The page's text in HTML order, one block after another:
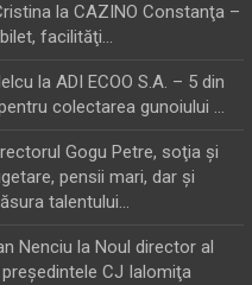
la CAZINO Constanţa –
facilităţi…
la ADI ECOO S.A. – 5 din
colectarea gunoiului …
Gogu Petre, soţia şi
pensii mari, dar şi
talentului…
Nenciu la Noul director al
preşedintele CJ Ialomiţa